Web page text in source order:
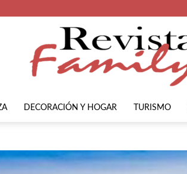
DECORACIÓN Y HOGAR TURISMO